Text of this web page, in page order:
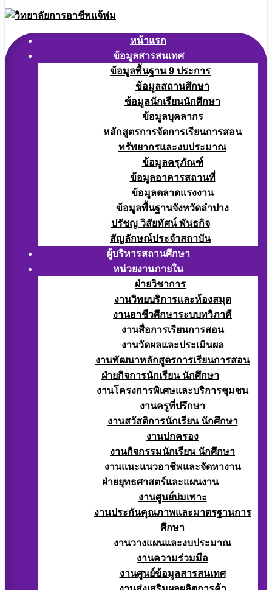
หน้าแรก
ข้อมูลสารสนเทศ
ข้อมูลพื้นฐาน 9 ประการ
ข้อมูลสถานศึกษา
ข้อมูลนักเรียนนักศึกษา
ข้อมูลบุคลากร
หลักสูตรการจัดการเรียนการสอน
ทรัพยากรและงบประมาณ
ข้อมูลครุภัณฑ์
ข้อมูลอาคารสถานที่
ข้อมูลตลาดแรงงาน
ข้อมูลพื้นฐานจังหวัดลำปาง
ปรัชญ วิสัยทัศน์ พันธกิจ
สัญลักษณ์ประจำสถาบัน
ผู้บริหารสถานศึกษา
หน่วยงานภายใน
ฝ่ายวิชาการ
งานวิทยบริการและห้องสมุด
งานอาชีวศึกษาระบบทวิภาคี
งานสื่อการเรียนการสอน
งานวัดผลและประเมินผล
งานพัฒนาหลักสูตรการเรียนการสอน
ฝ่ายกิจการนักเรียน นักศึกษา
งานโครงการพิเศษและบริการชุมชน
งานครูที่ปรึกษา
งานสวัสดิการนักเรียน นักศึกษา
งานปกครอง
งานกิจกรรมนักเรียน นักศึกษา
งานแนะแนวอาชีพและจัดหางาน
ฝ่ายยุทธศาสตร์และแผนงาน
งานศูนย์บ่มเพาะ
งานประกันคุณภาพและมาตรฐานการ
ศึกษา
งานวางแผนและงบประมาณ
งานความร่วมมือ
งานศูนย์ข้อมูลสารสนเทศ